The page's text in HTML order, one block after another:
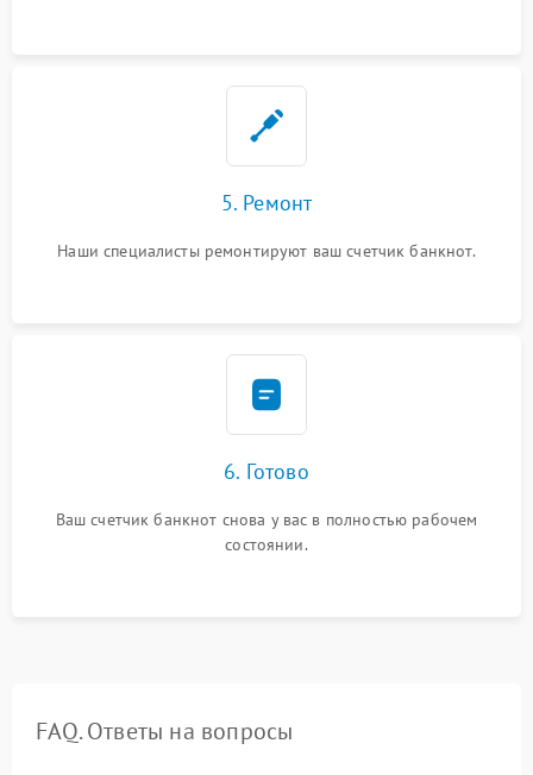
5. Ремонт
Наши специалисты ремонтируют ваш счетчик банкнот.
6. Готово
Ваш счетчик банкнот снова у вас в полностью рабочем
состоянии.
FAQ. Ответы на вопросы